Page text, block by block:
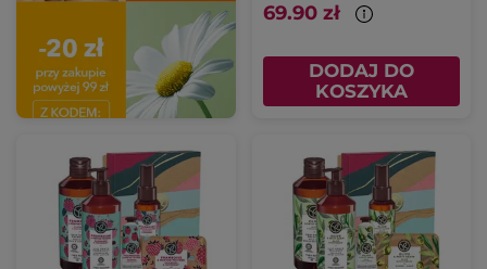
69.90 zł
DODAJ DO
KOSZYKA